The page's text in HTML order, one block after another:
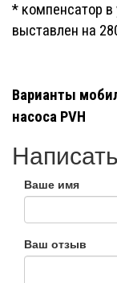
* компенсатор
выставлен на
Варианты
насоса PVH
Ваше имя
Ваш отзыв